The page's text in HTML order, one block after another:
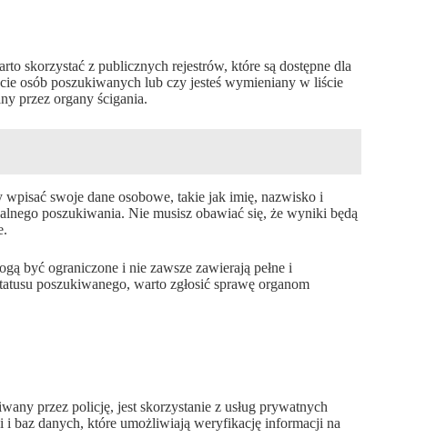
skorzystać z publicznych rejestrów, które są dostępne dla
osób poszukiwanych lub czy jesteś wymieniany w liście
przez organy ścigania.
swoje dane osobowe, takie jak imię, nazwisko i
poszukiwania. Nie musisz obawiać się, że wyniki będą
być ograniczone i nie zawsze zawierają pełne i
poszukiwanego, warto zgłosić sprawę organom
przez policję, jest skorzystanie z usług prywatnych
i baz danych, które umożliwiają weryfikację informacji na